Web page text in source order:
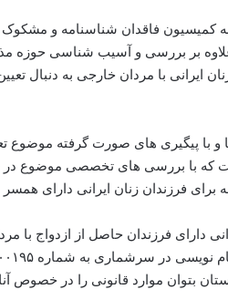
کمیسیون فاقدان شناسنامه و
بر بررسی و آسیب شناسی حوزه
ایرانی با مردان خارجی به دنبال
و با پیگیری های صورت گرفته موضوع
که با بررسی های تخصصی موضوع در
فرزندان زنان ایرانی دارای
دارای فرزندان حاصل از ازدواج با
بتوان موارد قانونی را در خصوص